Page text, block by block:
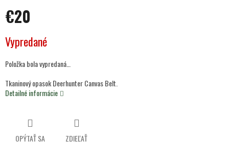
produktu
je
z
hviezdičiek.
€20
cena:
Vypredané
Položka bola vypredaná…
Tkaninový opasok Deerhunter Canvas Belt.
Detailné informácie
OPÝTAŤ SA ZDIEĽAŤ